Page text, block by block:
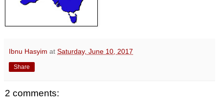
Ibnu Hasyim at Saturday, June 10, 2017
Share
2 comments: